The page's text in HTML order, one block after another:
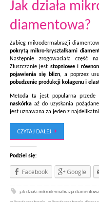
Jak działa
diamentowa?
Zabieg mikrodermabrazji
pokrytą mikro-kryształkami
Następnie zrogowaciała część
Złuszczanie jest stopniowe i
pojawienia się blizn, a poprzez
pobudzenie produkcji kolagenu i
Metoda ta jest popularna przede
naskórka aż do uzyskania
jest uznawana za jeden z
CZYTAJ DALEJ
Podziel się:
Facebook Google
jak działa mikrodermabrazja